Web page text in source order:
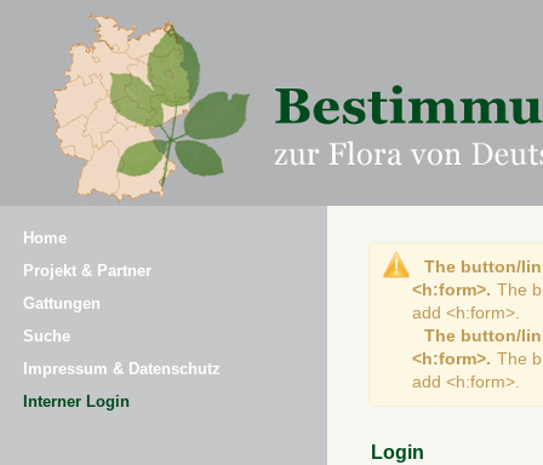
Home
Projekt & Partner
Gattungen
Suche
Impressum & Datenschutz
Interner Login
The button/
<h:form>. The
add <h:form>.
The button/
<h:form>. The
add <h:form>.
Login